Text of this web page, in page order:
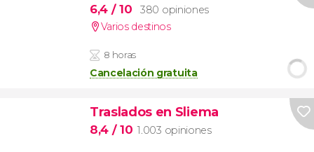
6,4 / 10
380 opiniones
Varios destinos
8 horas
Cancelación gratuita
Traslados en Sliema
8,4 / 10 1.003 opiniones